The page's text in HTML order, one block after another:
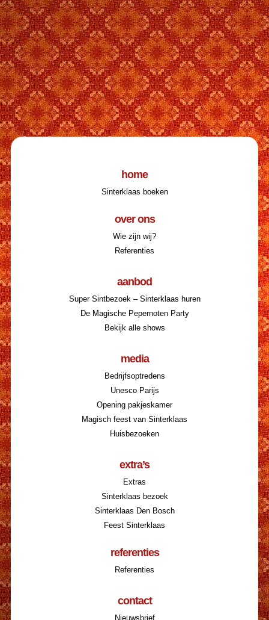
home
Sinterklaas boeken
over ons
Wie zijn wij?
Referenties
aanbod
Super Sintbezoek – Sinterklaas huren
De Magische Pepernoten Party
Bekijk alle shows
media
Bedrijfsoptredens
Unesco Parijs
Opening pakjeskamer
Magisch feest van Sinterklaas
Huisbezoeken
extra’s
Extras
Sinterklaas bezoek
Sinterklaas Den Bosch
Feest Sinterklaas
referenties
Referenties
contact
Nieuwsbrief